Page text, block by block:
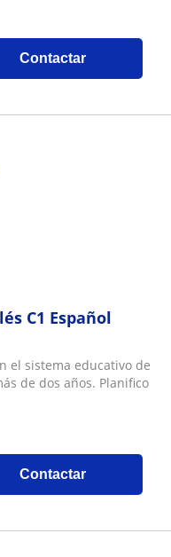
Contactar
C1 Español
el sistema educativo de
de dos años. Planifico
Contactar